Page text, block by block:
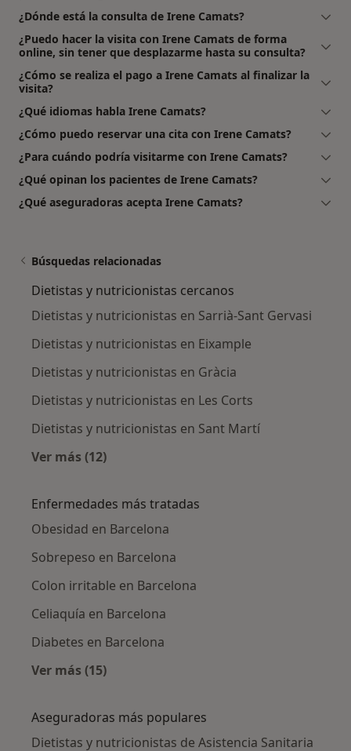
¿Dónde está la consulta de Irene Camats?
¿Puedo hacer la visita con Irene Camats de forma
online, sin tener que desplazarme hasta su consulta?
¿Cómo se realiza el pago a Irene Camats al finalizar la
visita?
¿Qué idiomas habla Irene Camats?
¿Cómo puedo reservar una cita con Irene Camats?
¿Para cuándo podría visitarme con Irene Camats?
¿Qué opinan los pacientes de Irene Camats?
¿Qué aseguradoras acepta Irene Camats?
Búsquedas relacionadas
Dietistas y nutricionistas cercanos
Dietistas y nutricionistas en Sarrià-Sant Gervasi
Dietistas y nutricionistas en Eixample
Dietistas y nutricionistas en Gràcia
Dietistas y nutricionistas en Les Corts
Dietistas y nutricionistas en Sant Martí
Ver más (12)
Enfermedades más tratadas
Obesidad en Barcelona
Sobrepeso en Barcelona
Colon irritable en Barcelona
Celiaquía en Barcelona
Diabetes en Barcelona
Ver más (15)
Aseguradoras más populares
Dietistas y nutricionistas de Asistencia Sanitaria